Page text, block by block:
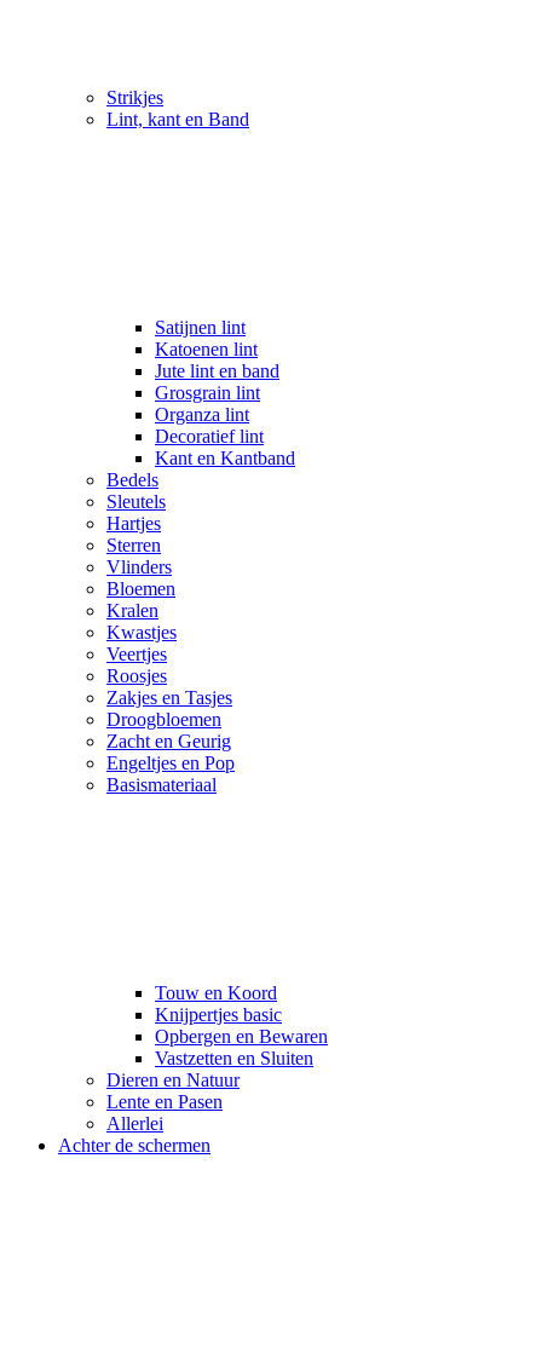
Strikjes
Lint, kant en Band
Satijnen lint
Katoenen lint
Jute lint en band
Grosgrain lint
Organza lint
Decoratief lint
Kant en Kantband
Bedels
Sleutels
Hartjes
Sterren
Vlinders
Bloemen
Kralen
Kwastjes
Veertjes
Roosjes
Zakjes en Tasjes
Droogbloemen
Zacht en Geurig
Engeltjes en Pop
Basismateriaal
Touw en Koord
Knijpertjes basic
Opbergen en Bewaren
Vastzetten en Sluiten
Dieren en Natuur
Lente en Pasen
Allerlei
Achter de schermen